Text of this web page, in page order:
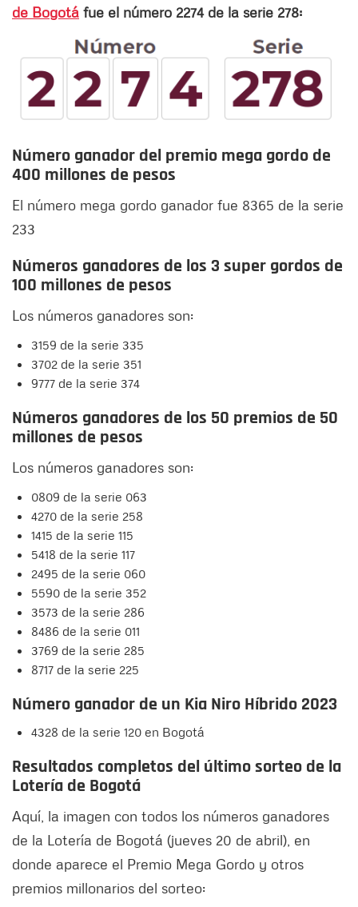
de Bogotá fue el número 2274 de la serie 278:
Número ganador del premio mega gordo de
400 millones de pesos
El número mega gordo ganador fue 8365 de la serie
233
Números ganadores de los 3 super gordos de
100 millones de pesos
Los números ganadores son:
3159 de la serie 335
3702 de la serie 351
9777 de la serie 374
Números ganadores de los 50 premios de 50
millones de pesos
Los números ganadores son:
0809 de la serie 063
4270 de la serie 258
1415 de la serie 115
5418 de la serie 117
2495 de la serie 060
5590 de la serie 352
3573 de la serie 286
8486 de la serie 011
3769 de la serie 285
8717 de la serie 225
Número ganador de un Kia Niro Híbrido 2023
4328 de la serie 120 en Bogotá
Resultados completos del último sorteo de la
Lotería de Bogotá
Aquí, la imagen con todos los números ganadores
de la Lotería de Bogotá (jueves 20 de abril), en
donde aparece el Premio Mega Gordo y otros
premios millonarios del sorteo: